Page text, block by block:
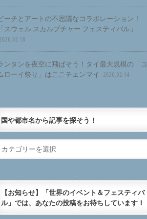
ーチとアートの不思議なコラボレーション！
スウェル スカルプチャー フェスティバル」
ンタンを夜空に飛ばそう！タイ最大規模の「コ
ローイ祭り」はここチェンマイ
2020.02.14
国や都市名から記事を探そう！
【お知らせ】「世界のイベント＆フェスティバ
ル」では、あなたの投稿をお待ちしています！